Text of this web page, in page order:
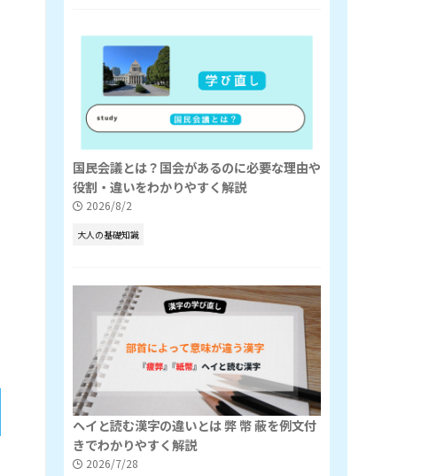
国民会議とは？国会があるのに必要な理由や
役割・違いをわかりやすく解説
2026/8/2
大人の基礎知識
ヘイと読む漢字の違いとは 弊 幣 蔽を例文付
きでわかりやすく解説
2026/7/28